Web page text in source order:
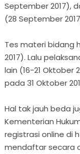
September 2017),
(28 September
Tes materi bidang
2017). Lalu
lain (16-21 Oktober
pada 31 Oktober
Hal tak jauh beda
Kementerian
registrasi online di
mendaftar secara